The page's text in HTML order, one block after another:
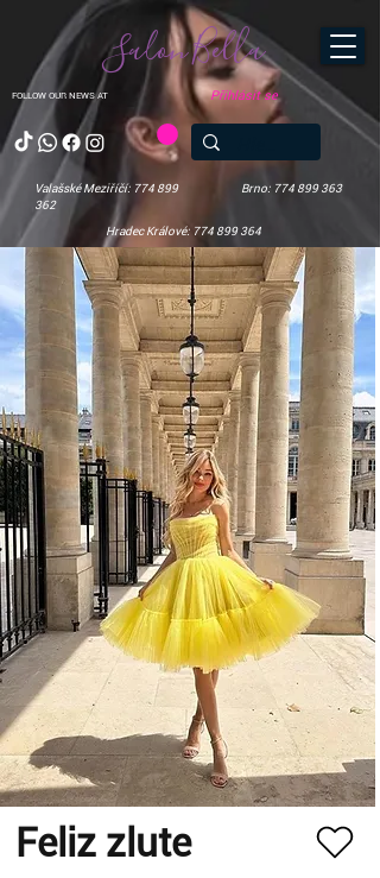
FOLLOW OUR NEWS AT
Salon Bella
Valašské Meziříčí: 774 899
362
Brno: 774 899 363
Hradec Králové: 774 899 364
Přihlásit se
Feliz zlute